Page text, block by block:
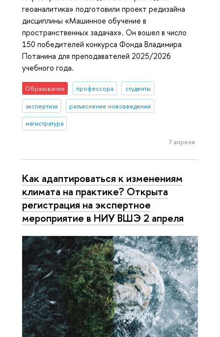
геоаналитика» подготовили проект редизайна
дисциплины «Машинное обучение в
пространственных задачах». Он вошел в число
150 победителей конкурса Фонда Владимира
Потанина для преподавателей 2025/2026
учебного года.
Образование профессора студенты
экспертиза разъяснение нововведения
магистратура
7 апреля
Как адаптироваться к изменениям
климата на практике? Открыта
регистрация на экспертное
мероприятие в НИУ ВШЭ 2 апреля